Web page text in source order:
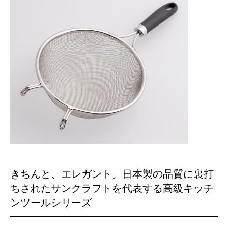
きちんと、エレガント。日本製の品質に裏打
ちされたサンクラフトを代表する高級キッチ
ンツールシリーズ